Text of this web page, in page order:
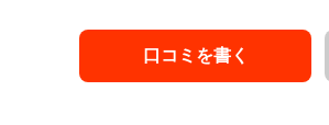
口コミを書く